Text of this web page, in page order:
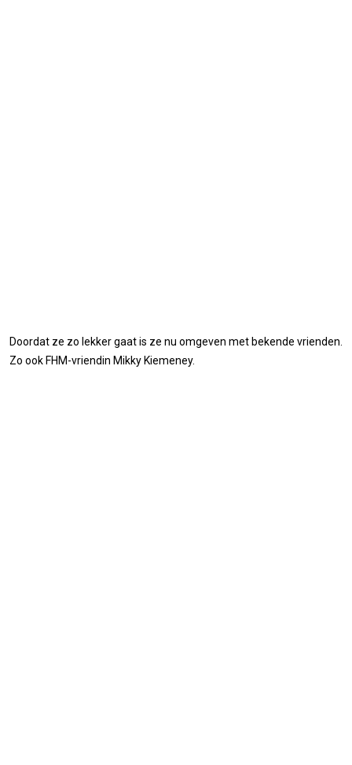
Doordat ze zo lekker gaat is ze nu omgeven met bekende vrienden.
Zo ook FHM-vriendin Mikky Kiemeney.